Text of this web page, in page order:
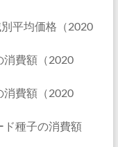
平均価格（2020
消費額（2020
消費額（2020
ド種子の消費額